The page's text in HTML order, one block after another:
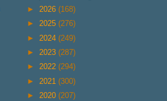
► 2026 (168)
► 2025 (276)
► 2024 (249)
► 2023 (287)
► 2022 (294)
► 2021 (300)
► 2020 (207)